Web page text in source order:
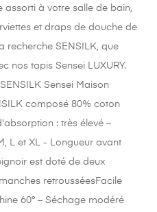
assorti à votre salle de bain,
et draps de douche de
recherche SENSILK, que
nos tapis Sensei LUXURY.
Sensei Maison
composé 80% coton
: très élevé –
L et XL - Longueur avant
est doté de deux
retrousséesFacile
60° – Séchage modéré